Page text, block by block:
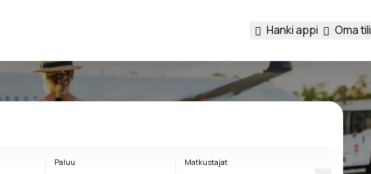
Hanki appi Oma tili
Paluu Matkustajat